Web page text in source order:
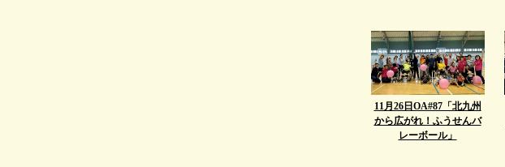
11月26日OA#87「北九州
から広がれ！ふうせんバ
レーボール」